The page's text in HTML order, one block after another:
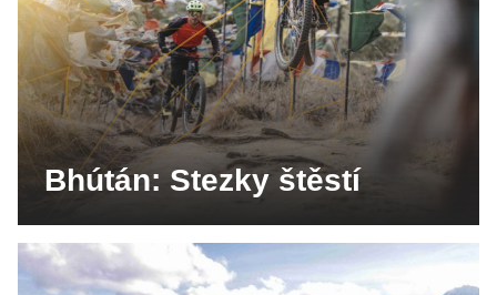
Bhútán: Stezky štěstí